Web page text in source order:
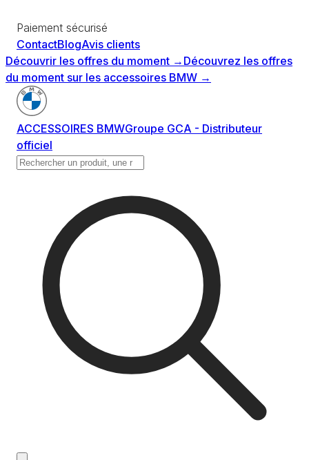
Paiement sécurisé
ContactBlogAvis clients
Découvrir les offres du moment → Découvrez les offres
du moment sur les accessoires BMW →
ACCESSOIRES BMWGroupe GCA - Distributeur
officiel